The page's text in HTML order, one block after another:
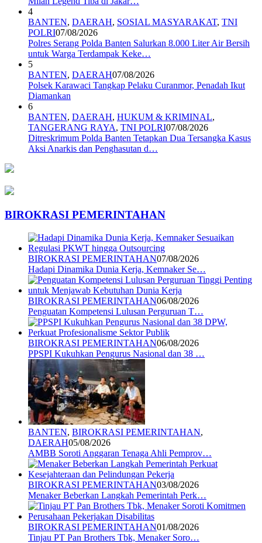
4
BANTEN, DAERAH, SOSIAL MASYARAKAT, TNI
POLRI07/08/2026
Polres Serang Polda Banten Salurkan 8.000 Liter Air Bersih
untuk Warga Terdampak Keke…
5
BANTEN, DAERAH07/08/2026
Polsek Karawaci Tangkap Pelaku Curanmor, Penadah Ikut
Diamankan
6
BANTEN, DAERAH, HUKUM & KRIMINAL,
TANGERANG RAYA, TNI POLRI07/08/2026
Ditreskrimum Polda Banten Tetapkan Dua Tersangka Kasus
Aksi Anarkis dan Penghasutan d…
BIROKRASI PEMERINTAHAN
BIROKRASI PEMERINTAHAN07/08/2026
Hadapi Dinamika Dunia Kerja, Kemnaker Se…
BIROKRASI PEMERINTAHAN06/08/2026
Penguatan Kompetensi Lulusan Perguruan T…
BIROKRASI PEMERINTAHAN06/08/2026
PPSPI Kukuhkan Pengurus Nasional dan 38 …
BANTEN, BIROKRASI PEMERINTAHAN,
DAERAH05/08/2026
AMBB Soroti Anggaran Tenaga Ahli Pemprov…
BIROKRASI PEMERINTAHAN03/08/2026
Menaker Beberkan Langkah Pemerintah Perk…
BIROKRASI PEMERINTAHAN01/08/2026
Tinjau PT Pan Brothers Tbk, Menaker Soro…